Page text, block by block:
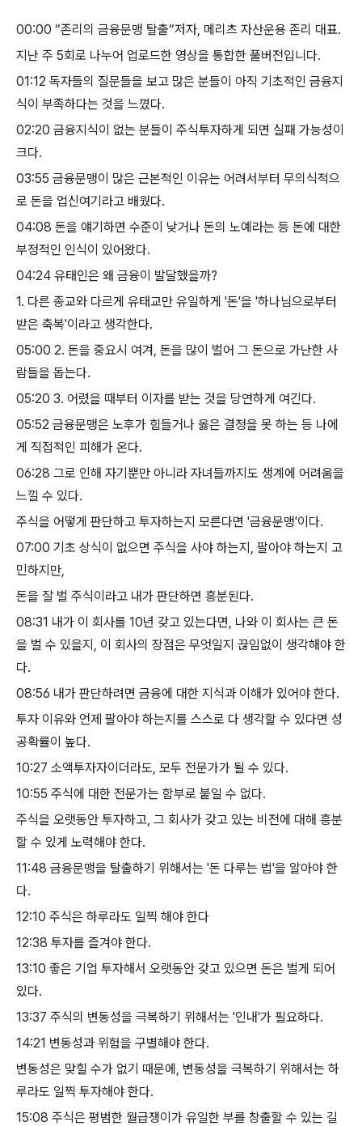
00:00 “존리의 금융문맹 탈출“저자, 메리츠 자산운용 존리 대표.
지난 주 5회로 나누어 업로드한 영상을 통합한 풀버전입니다.
01:12 독자들의 질문들을 보고 많은 분들이 아직 기초적인 금융지
식이 부족하다는 것을 느꼈다.
02:20 금융지식이 없는 분들이 주식투자하게 되면 실패 가능성이
크다.
03:55 금융문맹이 많은 근본적인 이유는 어려서부터 무의식적으
로 돈을 업신여기라고 배웠다.
04:08 돈을 얘기하면 수준이 낮거나 돈의 노예라는 등 돈에 대한
부정적인 인식이 있어왔다.
04:24 유태인은 왜 금융이 발달했을까?
1. 다른 종교와 다르게 유태교만 유일하게 '돈'을 '하나님으로부터
받은 축복'이라고 생각한다.
05:00 2. 돈을 중요시 여겨, 돈을 많이 벌어 그 돈으로 가난한 사
람들을 돕는다.
05:20 3. 어렸을 때부터 이자를 받는 것을 당연하게 여긴다.
05:52 금융문맹은 노후가 힘들거나 옳은 결정을 못 하는 등 나에
게 직접적인 피해가 온다.
06:28 그로 인해 자기뿐만 아니라 자녀들까지도 생계에 어려움을
느낄 수 있다.
주식을 어떻게 판단하고 투자하는지 모른다면 '금융문맹'이다.
07:00 기초 상식이 없으면 주식을 사야 하는지 , 팔아야 하는지 고
민하지만,
돈을 잘 벌 주식이라고 내가 판단하면 흥분된다.
08:31 내가 이 회사를 10년 갖고 있는다면, 나와 이 회사는 큰 돈
을 벌 수 있을지 , 이 회사의 장점은 무엇일지 끊임없이 생각해야 한
다.
08:56 내가 판단하려면 금융에 대한 지식과 이해가 있어야 한다.
투자 이유와 언제 팔아야 하는지를 스스로 다 생각할 수 있다면 성
공확률이 높다.
10:27 소액투자자이더라도, 모두 전문가가 될 수 있다.
10:55 주식에 대한 전문가는 함부로 붙일 수 없다.
주식을 오랫동안 투자하고, 그 회사가 갖고 있는 비전에 대해 흥분
할 수 있게 노력해야 한다.
11:48 금융문맹을 탈출하기 위해서는 '돈 다루는 법'을 알아야 한
다.
12:10 주식은 하루라도 일찍 해야 한다
12:38 투자를 즐겨야 한다.
13:10 좋은 기업 투자해서 오랫동안 갖고 있으면 돈은 벌게 되어
있다.
13:37 주식의 변동성을 극복하기 위해서는 '인내'가 필요하다.
14:21 변동성과 위험을 구별해야 한다.
변동성은 맞힐 수가 없기 때문에 , 변동성을 극복하기 위해서는 하
루라도 일찍 투자해야 한다.
15:08 주식은 평범한 월급쟁이가 유일한 부를 창출할 수 있는 길